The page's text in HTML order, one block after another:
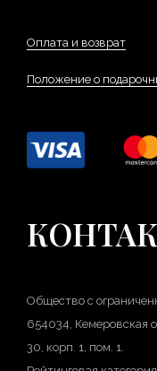
Оплата и возврат
Положение о
Общество с
654034, Кемеровская
30, корп. 1, пом. 1.